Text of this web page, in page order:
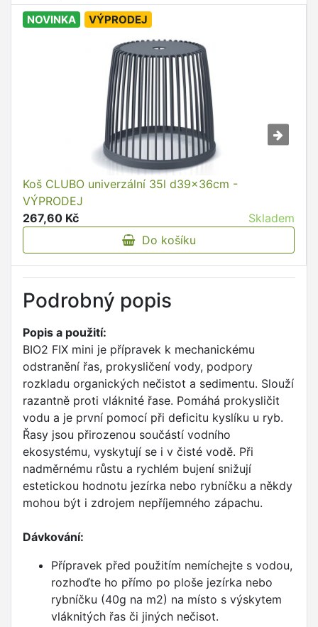
NOVINKA VÝPRODEJ
Koš CLUBO univerzální 35l d39x36cm -
VÝPRODEJ
267,60 Kč
Skladem
Do košíku
Podrobný popis
Popis a použití:
BIO2 FIX mini je přípravek k mechanickému
odstranění řas, prokysličení vody, podpory
rozkladu organických nečistot a sedimentu. Slouží
razantně proti vláknité řase. Pomáhá prokysličit
vodu a je první pomocí při deficitu kyslíku u ryb.
Řasy jsou přirozenou součástí vodního
ekosystému, vyskytují se i v čisté vodě. Při
nadměrnému růstu a rychlém bujení snižují
estetickou hodnotu jezírka nebo rybníčku a někdy
mohou být i zdrojem nepříjemného zápachu.
Dávkování:
Přípravek před použitím nemíchejte s vodou,
rozhoďte ho přímo po ploše jezírka nebo
rybníčku (40g na m2) na místo s výskytem
vláknitých řas či jiných nečisot.